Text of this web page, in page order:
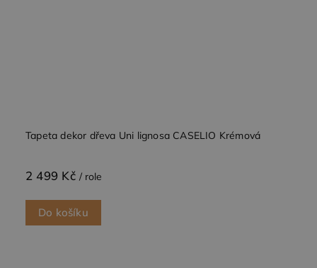
Tapeta dekor dřeva Uni lignosa CASELIO Krémová
2 499 Kč / role
Do košíku